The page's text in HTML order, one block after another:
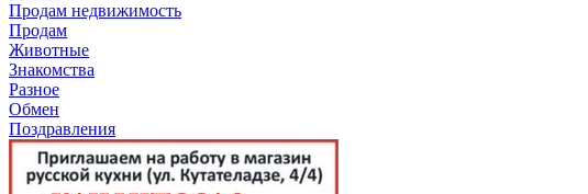
Продам недвижимость
Продам
Животные
Знакомства
Разное
Обмен
Поздравления